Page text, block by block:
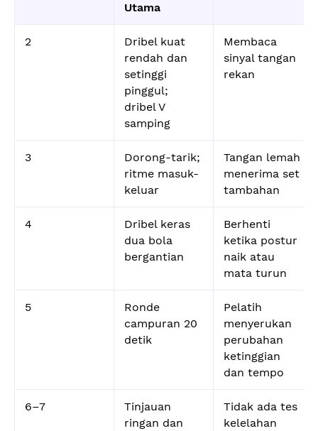
Utama
2
Dribel kuat
rendah dan
setinggi
pinggul;
dribel V
samping
Membaca
sinyal tangan
rekan
3
Dorong-tarik;
ritme masuk-
keluar
Tangan lemah
menerima set
tambahan
4
Dribel keras
dua bola
bergantian
Berhenti
ketika postur
naik atau
mata turun
5
Ronde
campuran 20
detik
Pelatih
menyerukan
perubahan
ketinggian
dan tempo
6–7
Tinjauan
ringan dan
Tidak ada tes
kelelahan